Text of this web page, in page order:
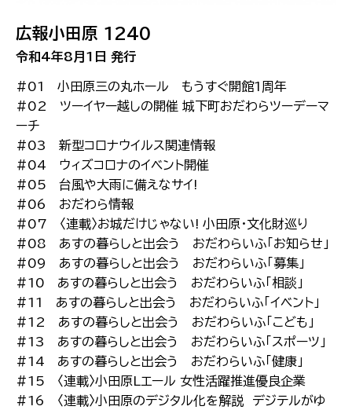
広報小田原 1240
令和4年8月1日 発行
#01 小田原三の丸ホール もうすぐ開館1周年
#02 ツーイヤー越しの開催 城下町おだわらツーデーマ
ーチ
#03 新型コロナウイルス関連情報
#04 ウィズコロナのイベント開催
#05 台風や大雨に備えなサイ!
#06 おだわら情報
#07 〈連載〉お城だけじゃない! 小田原・文化財巡り
#08 あすの暮らしと出会う おだわらいふ「お知らせ」
#09 あすの暮らしと出会う おだわらいふ「募集」
#10 あすの暮らしと出会う おだわらいふ「相談」
#11 あすの暮らしと出会う おだわらいふ「イベント」
#12 あすの暮らしと出会う おだわらいふ「こども」
#13 あすの暮らしと出会う おだわらいふ「スポーツ」
#14 あすの暮らしと出会う おだわらいふ「健康」
#15 〈連載〉小田原Lエール 女性活躍推進優良企業
#16 〈連載〉小田原のデジタル化を解説 デジテルがゆ